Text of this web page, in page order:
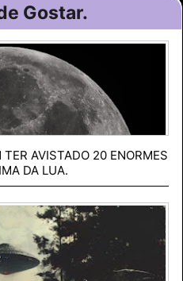
Gostar.
AVISTADO 20 ENORMES
DA LUA.